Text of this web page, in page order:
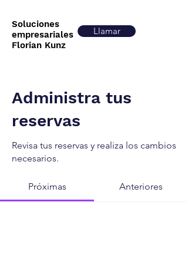
Soluciones
empresariales
Florian Kunz
Llamar
Administra tus
reservas
Revisa tus reservas y realiza los cambios
necesarios.
Próximas Anteriores